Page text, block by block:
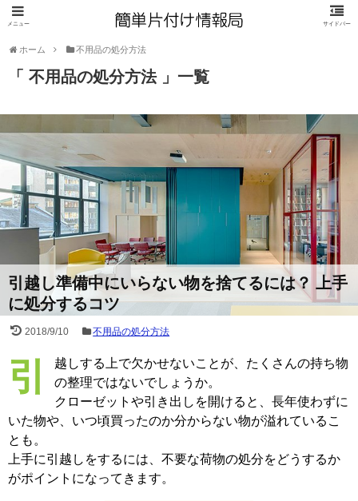
ホーム 不用品の処分方法
「 不用品の処分方法 」一覧
引越し準備中にいらない物を捨てるには？ 上手
に処分するコツ
2018/9/10 不用品の処分方法
引越しする上で欠かせないことが、たくさんの持ち物
の整理ではないでしょうか。
クローゼットや引き出しを開けると、長年使わずに
いた物や、いつ頃買ったのか分からない物が溢れているこ
とも。
上手に引越しをするには、不要な荷物の処分をどうするか
がポイントになってきます。